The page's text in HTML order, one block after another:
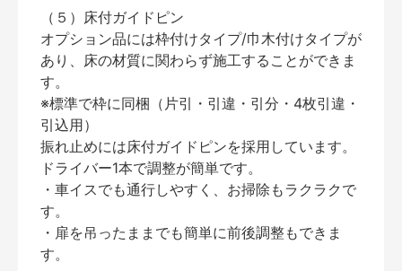
（５）床付ガイドピン
オプション品には枠付けタイプ/巾木付けタイプが
あり、床の材質に関わらず施工することができま
す。
※標準で枠に同梱（片引・引違・引分・4枚引違・
引込用）
振れ止めには床付ガイドピンを採用しています。
ドライバー1本で調整が簡単です。
・車イスでも通行しやすく、お掃除もラクラクで
す。
・扉を吊ったままでも簡単に前後調整もできま
す。